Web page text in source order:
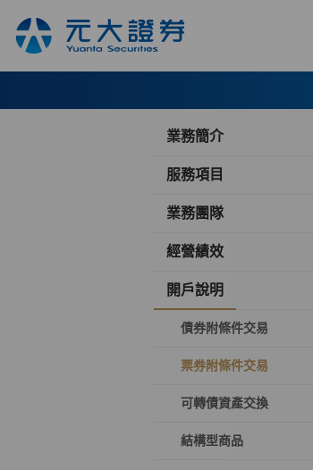
業務簡介
服務項目
業務團隊
經營績效
開戶說明
債券附條件交易
票券附條件交易
可轉債資產交換
結構型商品